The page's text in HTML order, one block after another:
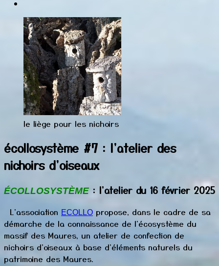
le liège pour les nichoirs
écollosystème #7 : l'atelier des
nichoirs d'oiseaux
ÉCOLLOSYSTÈME : l'atelier du 16 février 2025
L'association ECOLLO propose, dans le cadre de sa
démarche de la connaissance de l'écosystème du
massif des Maures, un atelier de confection de
nichoirs d'oiseaux à base d'éléments naturels du
patrimoine des Maures.